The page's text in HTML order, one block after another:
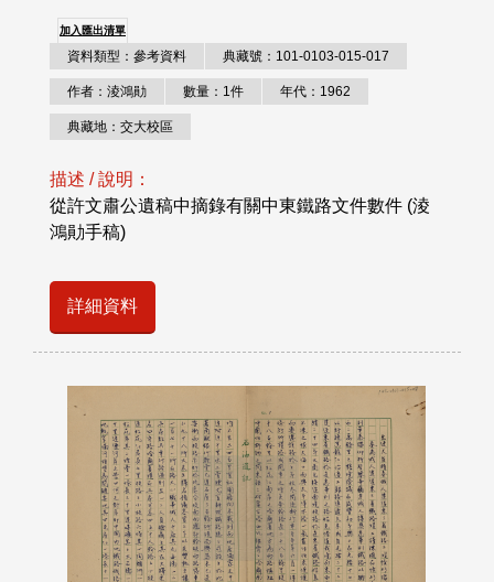
加入匯出清單
資料類型：參考資料 典藏號：101-0103-015-017
作者：淩鴻勛 數量：1件 年代：1962
典藏地：交大校區
描述 / 說明：
從許文肅公遺稿中摘錄有關中東鐵路文件數件 (淩
鴻勛手稿)
詳細資料